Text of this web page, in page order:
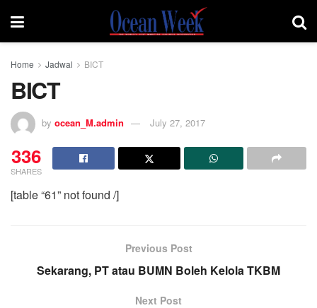
Home Jadwal BICT
BICT
by ocean_M.admin July 27, 2017
336
SHARES
[table “61” not found /]
Previous Post
Sekarang, PT atau BUMN Boleh Kelola TKBM
Next Post